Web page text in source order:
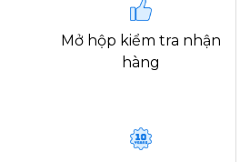
Mở hộp kiểm tra nhận
hàng